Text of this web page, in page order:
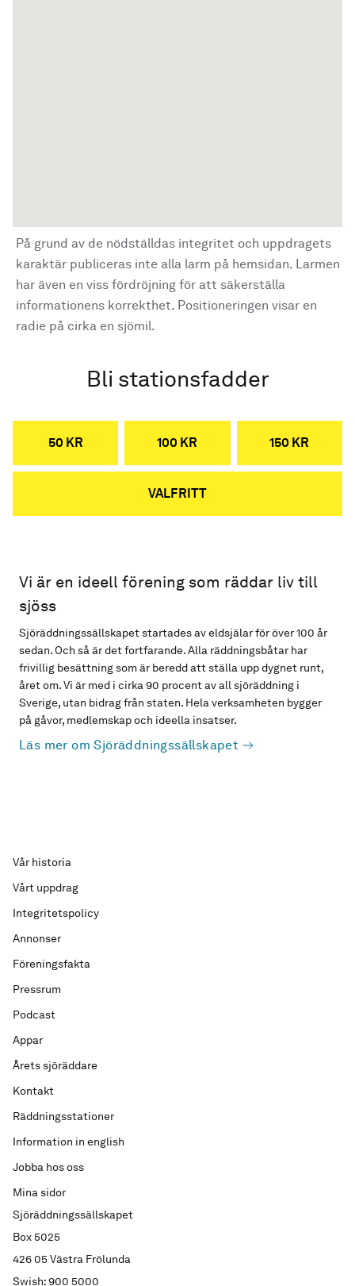
På grund av de nödställdas integritet och uppdragets
karaktär publiceras inte alla larm på hemsidan. Larmen
har även en viss fördröjning för att säkerställa
informationens korrekthet. Positioneringen visar en
radie på cirka en sjömil.
Bli stationsfadder
50 KR 100 KR 150 KR
VALFRITT
Vi är en ideell förening som räddar liv till
sjöss
Sjöräddningssällskapet startades av eldsjälar för över 100 år
sedan. Och så är det fortfarande. Alla räddningsbåtar har
frivillig besättning som är beredd att ställa upp dygnet runt,
året om. Vi är med i cirka 90 procent av all sjöräddning i
Sverige, utan bidrag från staten. Hela verksamheten bygger
på gåvor, medlemskap och ideella insatser.
Läs mer om Sjöräddningssällskapet
Sjöräddningssällskapet
Box 5025
426 05 Västra Frölunda
Swish: 900 5000
Vår historia
Vårt uppdrag
Integritetspolicy
Annonser
Föreningsfakta
Pressrum
Podcast
Appar
Årets sjöräddare
Kontakt
Räddningsstationer
Information in english
Jobba hos oss
Mina sidor